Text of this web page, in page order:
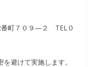
番町７０９―２ TEL０
避けて実施します。